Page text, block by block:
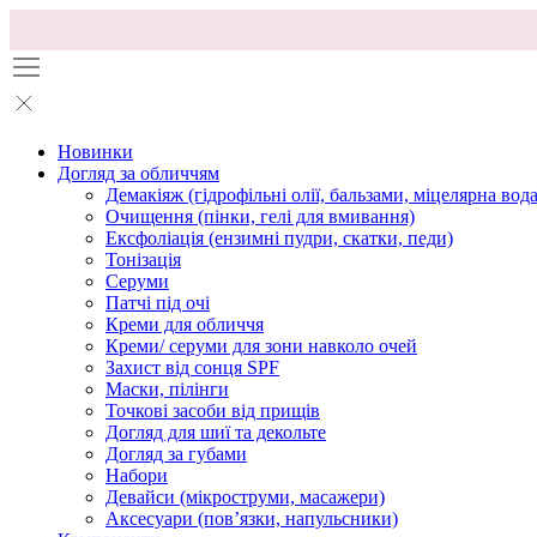
Новинки
Догляд за обличчям
Демакіяж (гідрофільні олії, бальзами, міцелярна
Очищення (пінки, гелі для вмивання)
Ексфоліація (ензимні пудри, скатки, педи)
Тонізація
Серуми
Патчі під очі
Креми для обличчя
Креми/ серуми для зони навколо очей
Захист від сонця SPF
Маски, пілінги
Точкові засоби від прищів
Догляд для шиї та декольте
Догляд за губами
Набори
Девайси (мікроструми, масажери)
Аксесуари (повʼязки, напульсники)